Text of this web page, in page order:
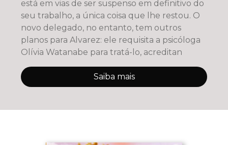
está em vias de ser suspenso em definitivo do
seu trabalho, a única coisa que lhe restou. O
novo delegado, no entanto, tem outros
planos para Alvarez: ele requisita a psicóloga
Olívia Watanabe para tratá-lo, acreditan
Saiba mais